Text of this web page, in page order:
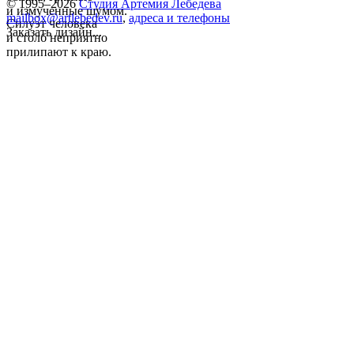
и измученные шумом.
Силуэт человека
и столб неприятно
прилипают к краю.
© 1995–2026 Студия Артемия Лебедева
mailbox@artlebedev.ru, адреса и телефоны
Заказать дизайн...